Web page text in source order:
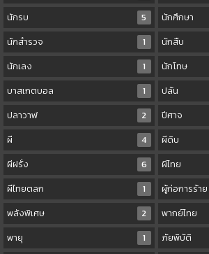
นักรบ
5 นักศึกษา
นักสำรวจ
1 นักสืบ
นักเลง
1 นักโทษ
บาสเกตบอล
1 ปล้น
ปลาวาฬ
2 ปีศาจ
ผี
4 ผีดิบ
ผีฝรั่ง
6 ผีไทย
ผีไทยตลก
1 ผู้ก่อการร้าย
พลังพิเศษ
2 พากย์ไทย
พายุ
1 ภัยพิบัติ